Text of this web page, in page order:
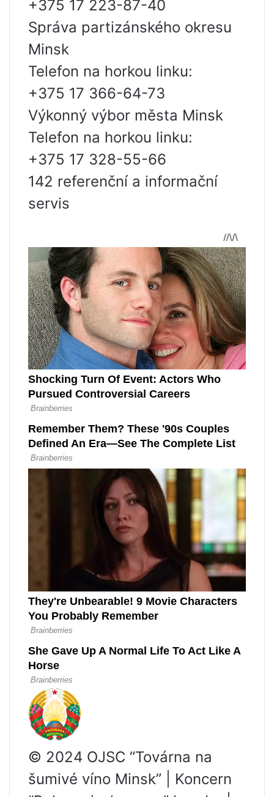
+375 17 223-87-40
Správa partizánského okresu
Minsk
Telefon na horkou linku:
+375 17 366-64-73
Výkonný výbor města Minsk
Telefon na horkou linku:
+375 17 328-55-66
142 referenční a informační
servis
© 2024 OJSC “Továrna na
šumivé víno Minsk” | Koncern